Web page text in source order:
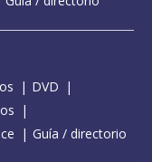
DVD
Guía / directorio